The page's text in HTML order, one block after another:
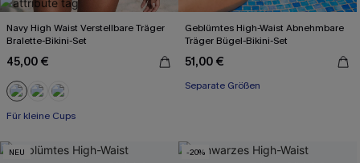
Navy High Waist Verstellbare Träger
Bralette-Bikini-Set
45,00 €
Für kleine Cups
Geblümtes High-Waist Abnehmbare
Träger Bügel-Bikini-Set
51,00 €
Separate Größen
NEU -20%